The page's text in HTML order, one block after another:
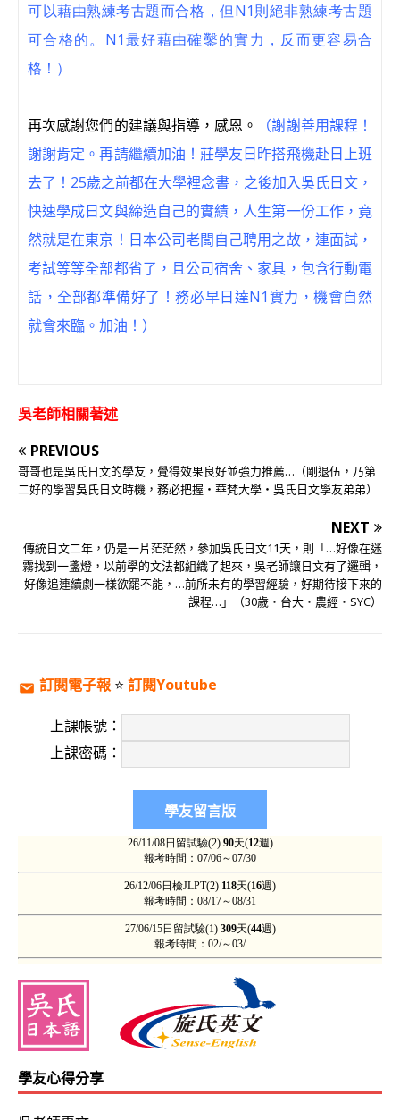
可以藉由熟練考古題而合格，但N1則絕非熟練考古題
可合格的。N1最好藉由確鑿的實力，反而更容易合
格！）
再次感謝您們的建議與指導，感恩。
（謝謝善用課程！
謝謝肯定。再請繼續加油！莊學友日昨搭飛機赴日上班
去了！25歲之前都在大學裡念書，之後加入吳氏日文，
快速學成日文與締造自己的實績，人生第一份工作，竟
然就是在東京！日本公司老闆自己聘用之故，連面試，
考試等等全部都省了，且公司宿舍、家具，包含行動電
話，全部都準備好了！務必早日達N1實力，機會自然
就會來臨。加油！）
吳老師相關著述
PREVIOUS
哥哥也是吳氏日文的學友，覺得效果良好並強力推薦…（剛退伍，乃第
二好的學習吳氏日文時機，務必把握‧華梵大學‧吳氏日文學友弟弟）
NEXT
傳統日文二年，仍是一片茫茫然，參加吳氏日文11天，則「…好像在迷
霧找到一盞燈，以前學的文法都組織了起來，吳老師讓日文有了邏輯，
好像追連續劇一樣欲罷不能，…前所未有的學習經驗，好期待接下來的
課程…」（30歲‧台大‧農經‧SYC）
訂閱電子報 ⭐️ 訂閱Youtube
上課帳號：
上課密碼：
學友心得分享